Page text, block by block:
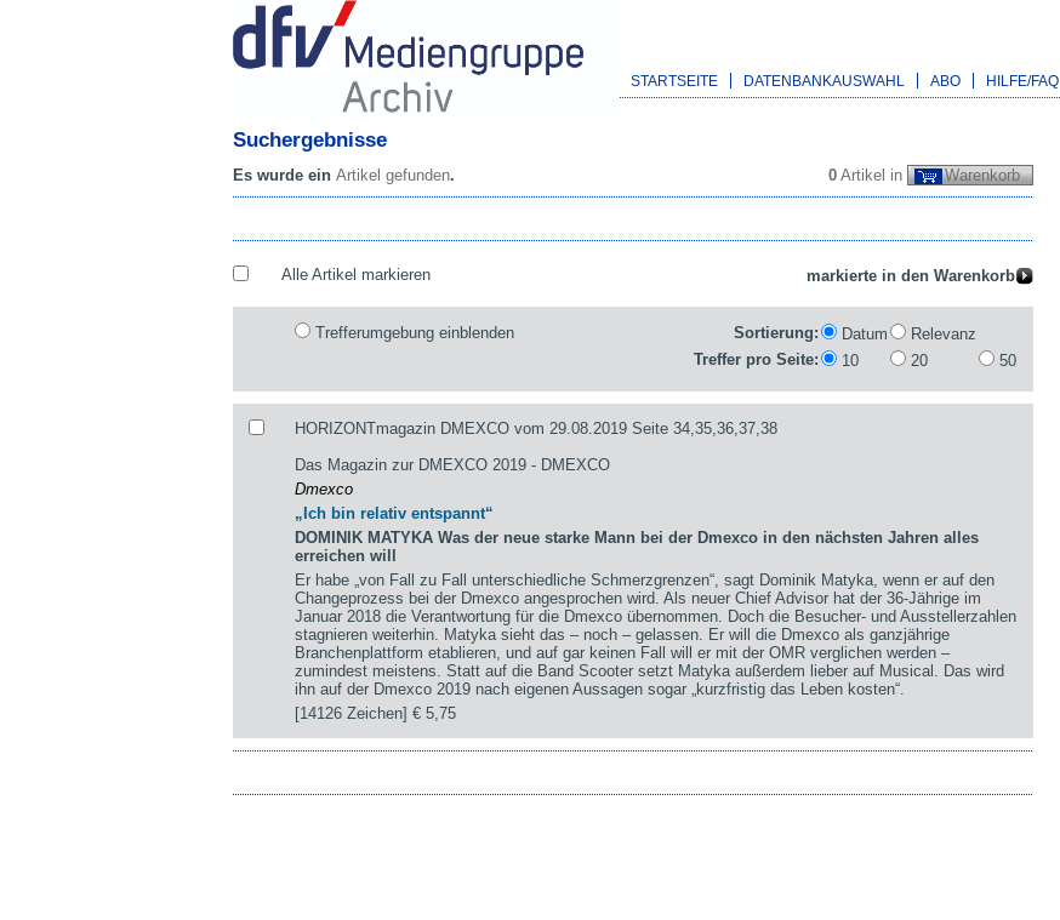
STARTSEITE DATENBANKAUSWAHL ABO HILFE/FAQ
Suchergebnisse
0 Artikel in Warenkorb
Es wurde ein Artikel gefunden.
Alle Artikel markieren
Trefferumgebung einblenden Sortierung: Datum
Relevanz
Treffer pro Seite:
10 20 50
HORIZONTmagazin DMEXCO vom 29.08.2019 Seite 34,35,36,37,38
Das Magazin zur DMEXCO 2019 - DMEXCO
Dmexco
„Ich bin relativ entspannt“
DOMINIK MATYKA Was der neue starke Mann bei der Dmexco in den nächsten Jahren alles
erreichen will
Er habe „von Fall zu Fall unterschiedliche Schmerzgrenzen“, sagt Dominik Matyka, wenn er auf den
Changeprozess bei der Dmexco angesprochen wird. Als neuer Chief Advisor hat der 36-Jährige im
Januar 2018 die Verantwortung für die Dmexco übernommen. Doch die Besucher- und Ausstellerzahlen
stagnieren weiterhin. Matyka sieht das – noch – gelassen. Er will die Dmexco als ganzjährige
Branchenplattform etablieren, und auf gar keinen Fall will er mit der OMR verglichen werden –
zumindest meistens. Statt auf die Band Scooter setzt Matyka außerdem lieber auf Musical. Das wird
ihn auf der Dmexco 2019 nach eigenen Aussagen sogar „kurzfristig das Leben kosten“.
[14126 Zeichen]€ 5,75